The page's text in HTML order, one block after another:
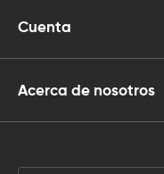
Cuenta
Acerca de nosotros